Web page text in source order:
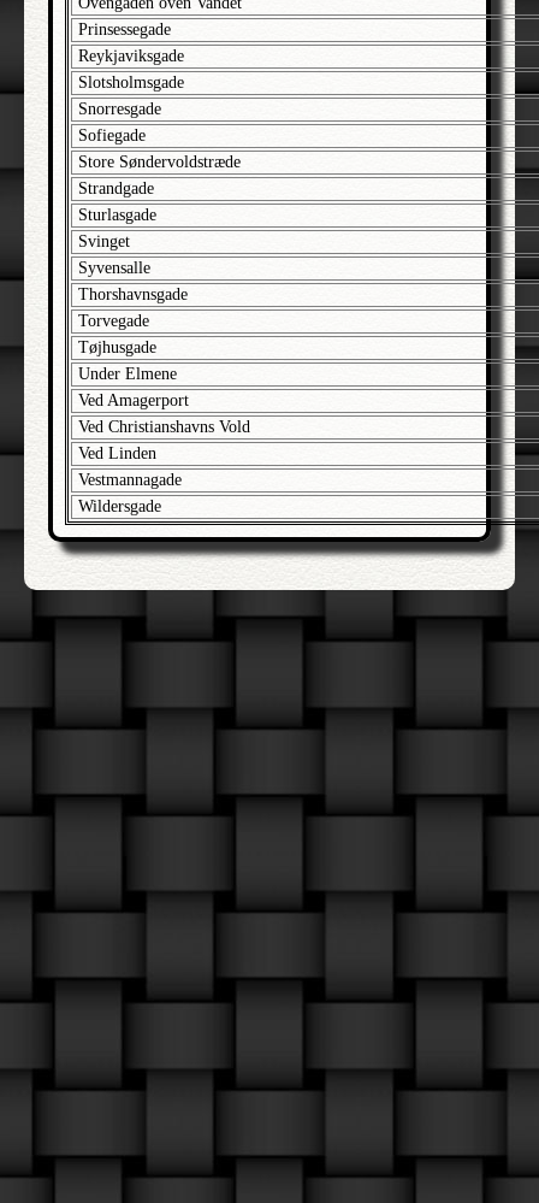
Almindingen
Alperosevej
Alrunevej
Alsgade
Alsikemarken
Alstedvej
Amacivej
Amager Boulevard
Amager Landevej
Amager Torv
Amagerbro
Amagerbrogade
Amagerfælledvej
Amagergade
Amagerstrandvej
Amagerstræde
Amaliegade
Amsterdamvej
Andebakkesti
Andreasvej
Prinsessegade
Reykjaviksgade
Slotsholmsgade
Snorresgade
Sofiegade
Store Søndervoldstræde
Strandgade
Sturlasgade
Svinget
Syvensalle
Thorshavnsgade
Torvegade
Tøjhusgade
Under Elmene
Ved Amagerport
Ved Christianshavns Vold
Ved Linden
Vestmannagade
Wildersgade